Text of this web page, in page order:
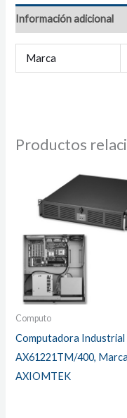
Información adicional
Marca
Productos
Computo
Computadora Industrial
AX61221TM/400, Marca
AXIOMTEK